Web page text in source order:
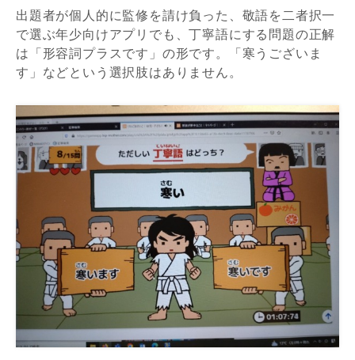
出題者が個人的に監修を請け負った、敬語を二者択一
で選ぶ年少向けアプリでも、丁寧語にする問題の正解
は「形容詞プラスです」の形です。「寒うございま
す」などという選択肢はありません。